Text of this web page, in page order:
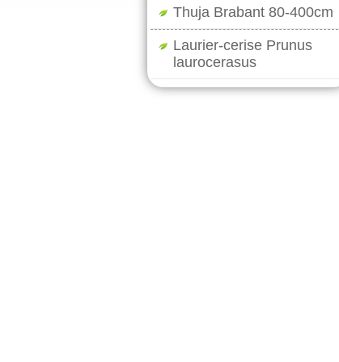
Thuja Brabant 80-400cm
Laurier-cerise Prunus
laurocerasus